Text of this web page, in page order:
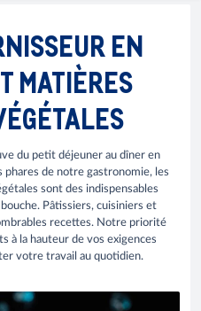
EN
MATIÈRES
du petit déjeuner au dîner en
phares de notre gastronomie, les
sont des indispensables
Pâtissiers, cuisiniers et
recettes. Notre priorité
à la hauteur de vos exigences
votre travail au quotidien.